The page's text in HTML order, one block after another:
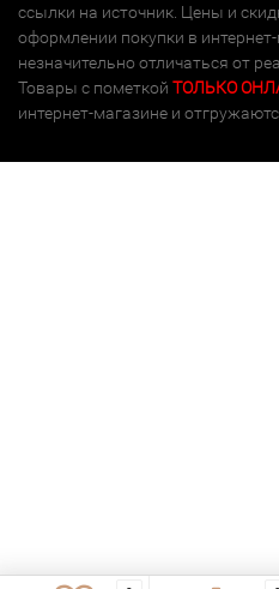
ссылки на источник. Цены и
оформлении покупки в
незначительно отличаться от
Товары с пометкой ТОЛЬКО
интернет-магазине и